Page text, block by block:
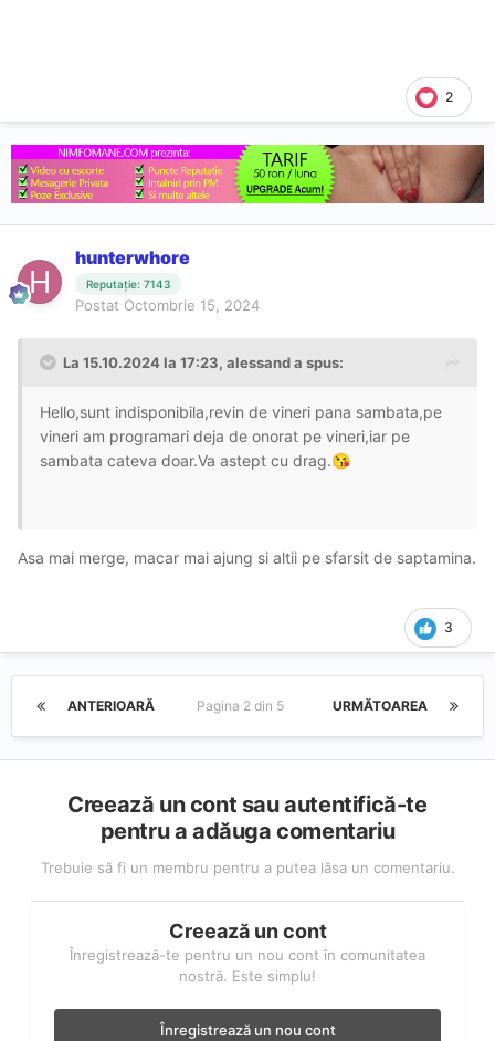
2
hunterwhore
Reputație: 7143
Postat Octombrie 15, 2024
La 15.10.2024 la 17:23, alessanda spus:
Hello,sunt indisponibila,revin de vineri pana sambata,pe
vineri am programari deja de onorat pe vineri,iar pe
sambata cateva doar.Va astept cu drag.😘
Asa mai merge, macar mai ajung si altii pe sfarsit de saptamina.
3
ANTERIOARĂ URMĂTOAREA
Pagina 2 din 5
Creează un cont sau autentifică-te
pentru a adăuga comentariu
Trebuie să fi un membru pentru a putea lăsa un comentariu.
Creează un cont
Înregistrează-te pentru un nou cont în comunitatea
nostră. Este simplu!
Înregistrează un nou cont